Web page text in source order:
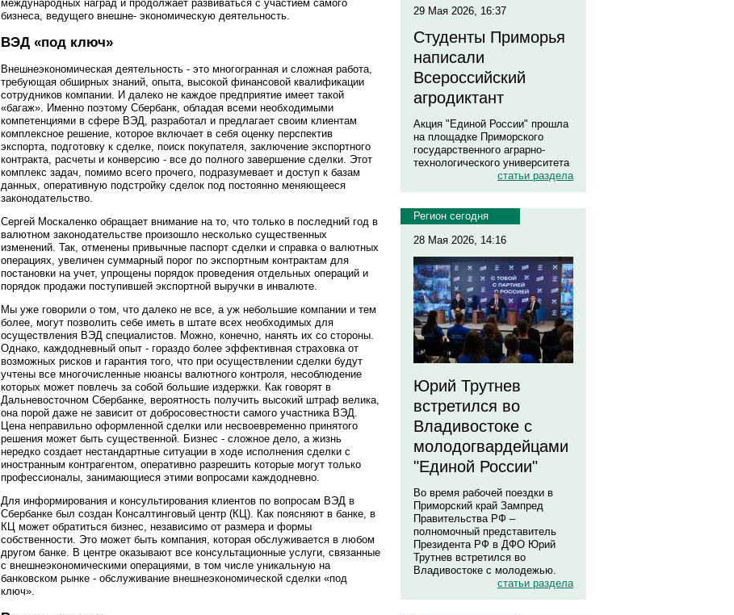
международных наград и продолжает развиваться с участием самого
бизнеса, ведущего внешне- экономическую деятельность.
ВЭД «под ключ»
Внешнеэкономическая деятельность - это многогранная и сложная работа,
требующая обширных знаний, опыта, высокой финансовой квалификации
сотрудников компании. И далеко не каждое предприятие имеет такой
«багаж». Именно поэтому Сбербанк, обладая всеми необходимыми
компетенциями в сфере ВЭД, разработал и предлагает своим клиентам
комплексное решение, которое включает в себя оценку перспектив
экспорта, подготовку к сделке, поиск покупателя, заключение экспортного
контракта, расчеты и конверсию - все до полного завершение сделки. Этот
комплекс задач, помимо всего прочего, подразумевает и доступ к базам
данных, оперативную подстройку сделок под постоянно меняющееся
законодательство.
Сергей Москаленко обращает внимание на то, что только в последний год в
валютном законодательстве произошло несколько существенных
изменений. Так, отменены привычные паспорт сделки и справка о валютных
операциях, увеличен суммарный порог по экспортным контрактам для
постановки на учет, упрощены порядок проведения отдельных операций и
порядок продажи поступившей экспортной выручки в инвалюте.
Мы уже говорили о том, что далеко не все, а уж небольшие компании и тем
более, могут позволить себе иметь в штате всех необходимых для
осуществления ВЭД специалистов. Можно, конечно, нанять их со стороны.
Однако, каждодневный опыт - гораздо более эффективная страховка от
возможных рисков и гарантия того, что при осуществлении сделки будут
учтены все многочисленные нюансы валютного контроля, несоблюдение
которых может повлечь за собой большие издержки. Как говорят в
Дальневосточном Сбербанке, вероятность получить высокий штраф велика,
она порой даже не зависит от добросовестности самого участника ВЭД.
Цена неправильно оформленной сделки или несвоевременно принятого
решения может быть существенной. Бизнес - сложное дело, а жизнь
нередко создает нестандартные ситуации в ходе исполнения сделки с
иностранным контрагентом, оперативно разрешить которые могут только
профессионалы, занимающиеся этими вопросами каждодневно.
Для информирования и консультирования клиентов по вопросам ВЭД в
Сбербанке был создан Консалтинговый центр (КЦ). Как поясняют в банке, в
КЦ может обратиться бизнес, независимо от размера и формы
собственности. Это может быть компания, которая обслуживается в любом
другом банке. В центре оказывают все консультационные услуги, связанные
с внешнеэкономическими операциями, в том числе уникальную на
банковском рынке - обслуживание внешнеэкономической сделки «под
ключ».
29 Мая 2026, 16:37
Студенты Приморья
написали
Всероссийский
агродиктант
Акция "Единой России" прошла
на площадке Приморского
государственного аграрно-
технологического университета
статьи раздела
Регион сегодня
28 Мая 2026, 14:16
Юрий Трутнев
встретился во
Владивостоке с
молодогвардейцами
"Единой России"
Во время рабочей поездки в
Приморский край Зампред
Правительства РФ –
полномочный представитель
Президента РФ в ДФО Юрий
Трутнев встретился во
Владивостоке с молодежью.
статьи раздела